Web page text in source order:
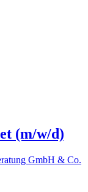
(m/w/d)
GmbH & Co.